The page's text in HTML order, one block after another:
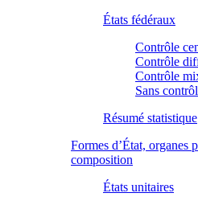
États fédéraux
Contrôle
Contrôle
Contrôle
Sans
Résumé statistique
Formes d’État, organes
composition
États unitaires